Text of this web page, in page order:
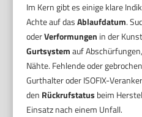
Im Kern gibt es einige klare
Achte auf dasAblaufdatum.
oderVerformungen in der
Gurtsystemauf
Nähte. Fehlende oder
Gurthalter oder ISOFIX-
den Rückrufstatus beim
Einsatz nach einem Unfall.